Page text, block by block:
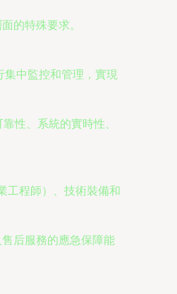
的特殊要求。
集中監控和管理，實現
性、系統的實時性、
工程師）、技術裝備和
后服務的應急保障能